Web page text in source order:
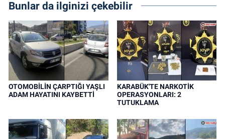
Bunlar da ilginizi çekebilir
OTOMOBİLİN ÇARPTIĞI YAŞLI
ADAM HAYATINI KAYBETTİ
KARABÜK'TE NARKOTİK
OPERASYONLARI: 2
TUTUKLAMA